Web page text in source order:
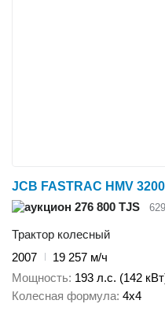
JCB FASTRAC HMV
276 800 TJS
Трактор колесный
2007
19 257 м/ч
Мощность 193 л.с. (142
Колесная формула 4x4